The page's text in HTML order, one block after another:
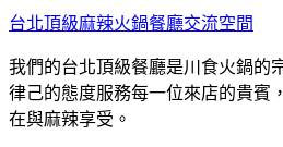
台北頂級麻辣火鍋餐廳交流空間
我們的台北頂級餐廳是川食火鍋的
律己的態度服務每一位來店的貴賓
在與麻辣享受。